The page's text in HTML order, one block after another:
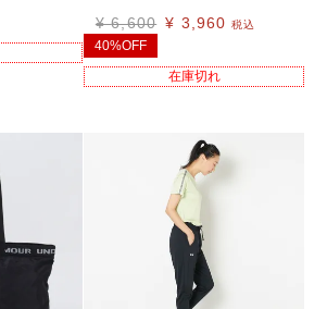
¥ 6,600 ¥ 3,960 税込
40%OFF
在庫切れ